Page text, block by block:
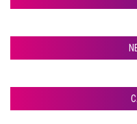
室蘭市Ｇ様ランク